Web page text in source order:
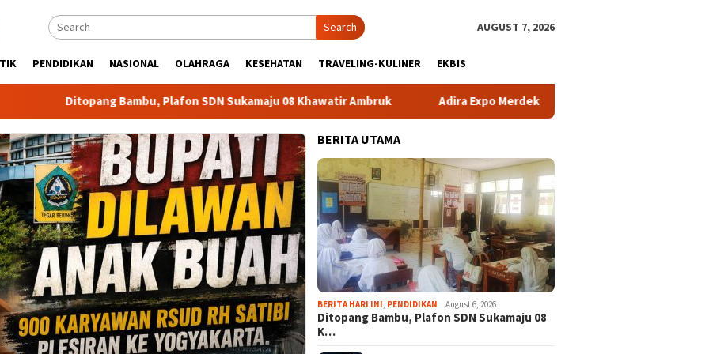
Search AUGUST 7, 2026
PENDIDIKAN NASIONAL OLAHRAGA KESEHATAN TRAVELING-KULINER EKBIS
Bambu, Plafon SDN Sukamaju 08 Khawatir Ambruk Adira Expo Merdeka Tawarkan Bunga 1,76 Persen
BERITA UTAMA
BERITA HARI INI PENDIDIKAN August 6, 2026
Ditopang Bambu, Plafon SDN Sukamaju 08
K…